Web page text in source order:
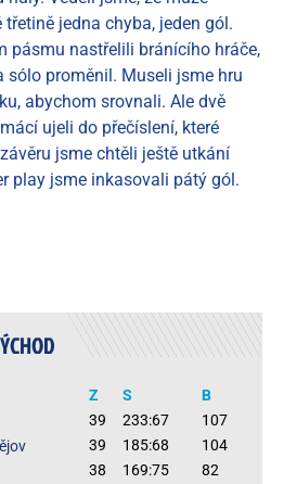
jedna chyba, jeden gól.
pásmu nastřelili bránícího hráče,
sólo proměnil. Museli jsme hru
abychom srovnali. Ale dvě
ujeli do přečíslení, které
jsme chtěli ještě utkání
play jsme inkasovali pátý gól.
Z S
B
39 233:67
107
39 185:68
104
38 169:75
82